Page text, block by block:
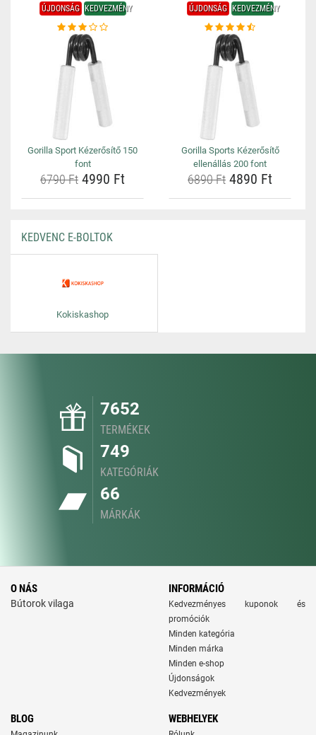
ÚJDONSÁG KEDVEZMÉNY
Gorilla Sport Kézerősítő 150
font
6790 Ft 4990 Ft
ÚJDONSÁG KEDVEZMÉNY
Gorilla Sports Kézerősítő
ellenállás 200 font
6890 Ft 4890 Ft
KEDVENC E-BOLTOK
Kokiskashop
7652
TERMÉKEK
749
KATEGÓRIÁK
66
MÁRKÁK
O NÁS
Bútorok vilaga
INFORMÁCIÓ
Kedvezményes kuponok és
promóciók
Minden kategória
Minden márka
Minden e-shop
Újdonságok
Kedvezmények
BLOG WEBHELYEK